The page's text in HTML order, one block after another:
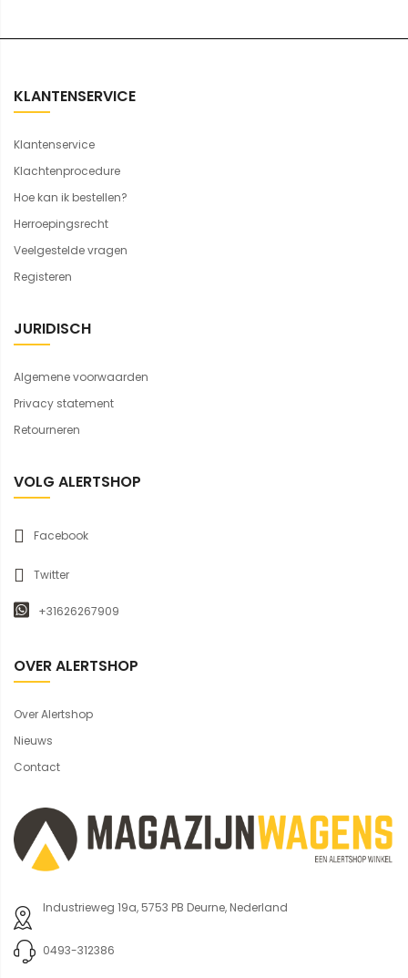
KLANTENSERVICE
Klantenservice
Klachtenprocedure
Hoe kan ik bestellen?
Herroepingsrecht
Veelgestelde vragen
Registeren
JURIDISCH
Algemene voorwaarden
Privacy statement
Retourneren
VOLG ALERTSHOP
Facebook
Twitter
+31626267909
OVER ALERTSHOP
Over Alertshop
Nieuws
Contact
Industrieweg 19a, 5753 PB Deurne, Nederland
0493-312386